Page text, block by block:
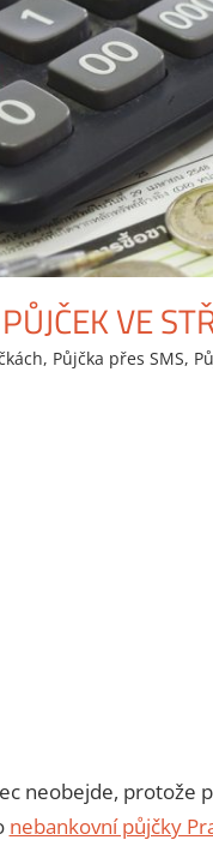
VE
, Půjčka přes SMS,
neobejde, protože
nebankovní půjčky